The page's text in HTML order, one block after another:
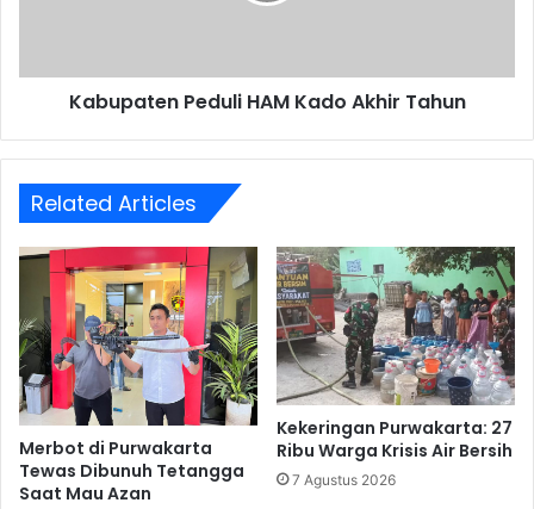
Kabupaten Peduli HAM Kado Akhir Tahun
Related Articles
Merbot di Purwakarta
Tewas Dibunuh Tetangga
Saat Mau Azan
Kekeringan Purwakarta: 27
Ribu Warga Krisis Air Bersih
7 Agustus 2026